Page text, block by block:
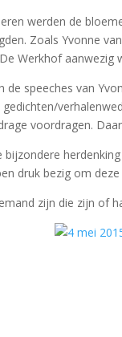
werden de
Zoals Yvonne
Werkhof aanwezig
de speeches van
voordragen.
bijzondere
druk bezig om
zijn die zijn of